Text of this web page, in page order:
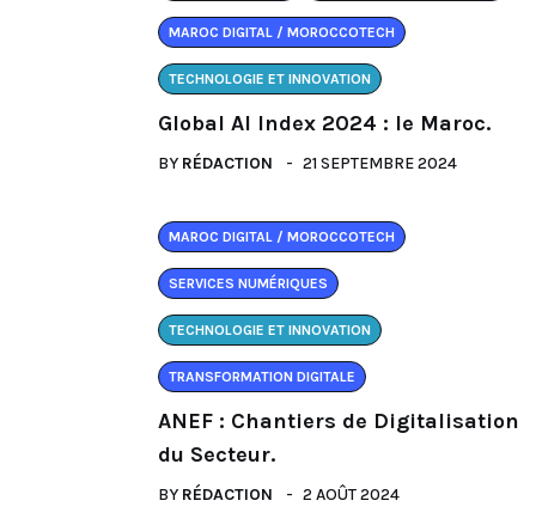
MAROC DIGITAL / MOROCCOTECH
TECHNOLOGIE ET INNOVATION
Global AI Index 2024 : le Maroc.
BY RÉDACTION 21 SEPTEMBRE 2024
MAROC DIGITAL / MOROCCOTECH
SERVICES NUMÉRIQUES
TECHNOLOGIE ET INNOVATION
TRANSFORMATION DIGITALE
ANEF : Chantiers de Digitalisation
du Secteur.
BY RÉDACTION 2 AOÛT 2024